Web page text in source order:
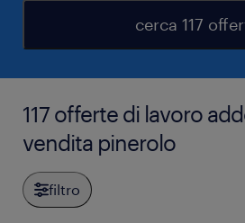
cerca 117
117 offerte di lavoro
vendita pinerolo
filtro